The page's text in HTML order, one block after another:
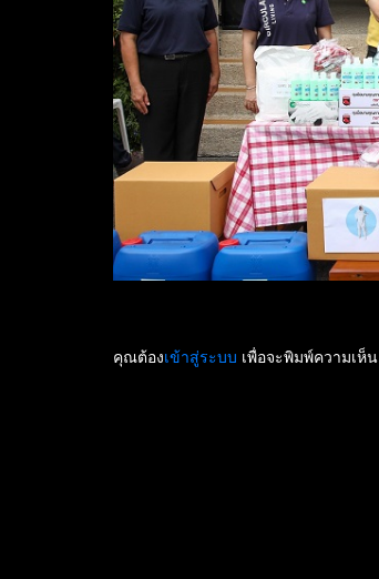
คุณต้องเข้าสู่ระบบ เพื่อจะพิมพ์ความเห็น